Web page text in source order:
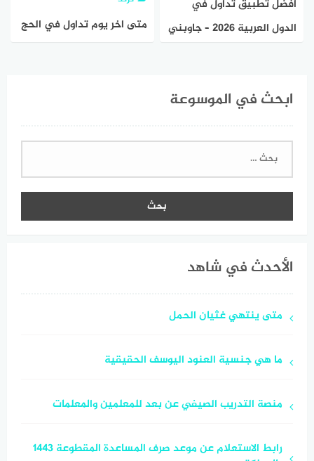
افضل تطبيق تداول في
الدول العربية 2026 – جاوبني
متى اخر يوم تداول في الحج
ابحث في الموسوعة
البحث
الأحدث في شاهد
متى ينتهي غثيان الحمل
ما هي جنسية العنود اليوسف الحقيقية
منصة التدريب الصيفي عن بعد للمعلمين والمعلمات
رابط الاستعلام عن موعد صرف المساعدة المقطوعة 1443